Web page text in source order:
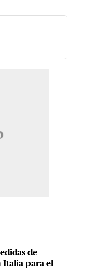
de
Italia para el